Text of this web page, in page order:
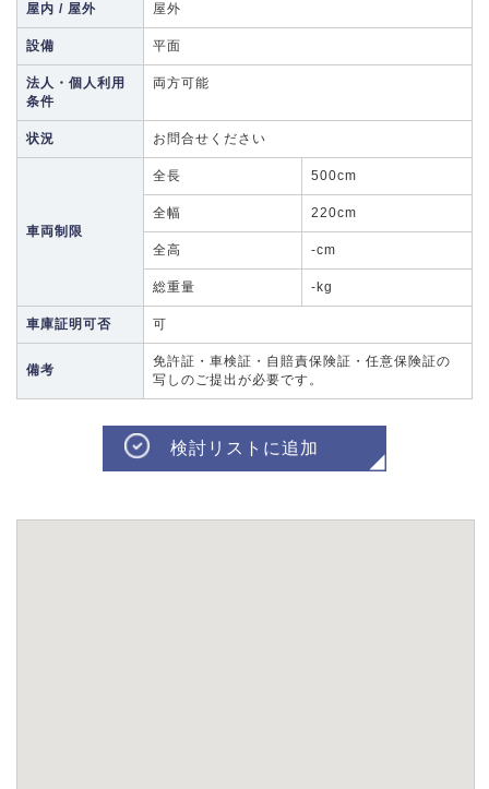
屋内 / 屋外 屋外
設備 平面
法人・個人利用
条件
両方可能
状況 お問合せください
車両制限
全長 500cm
全幅 220cm
全高 -cm
総重量 -kg
車庫証明可否 可
備考
免許証・車検証・自賠責保険証・任意保険証の
写しのご提出が必要です。
検討リストに追加